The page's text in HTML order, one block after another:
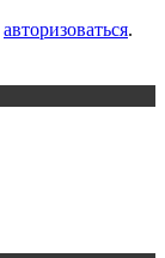
авторизоваться.